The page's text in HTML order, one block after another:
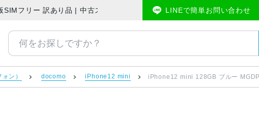
フリー 訳あり品 | 中古スマホ販売のアメモバマーケットLINEで簡単お問い合わせ
ン） docomo iPhone12 mini iPhone12 mini 128GB ブルー